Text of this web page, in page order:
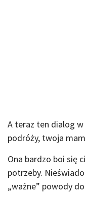
A teraz ten dialog
podróży, twoja
Ona bardzo boi się
potrzeby.
„ważne” powody